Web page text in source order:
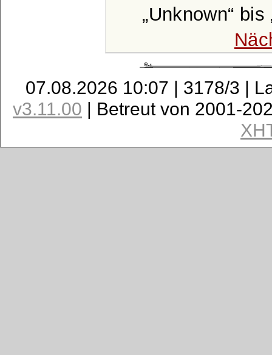
Unknown
bis
07.08.2026 10:07 | 3178/3 |
v3.11.00 | Betreut von 2001-